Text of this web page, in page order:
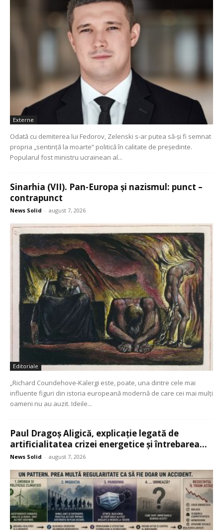
Externe
Odată cu demiterea lui Fedorov, Zelenski s-ar putea să-și fi semnat
propria „sentință la moarte” politică în calitate de președinte.
Popularul fost ministru ucrainean al...
Sinarhia (VII). Pan-Europa și nazismul: punct –
contrapunct
News Solid - august 7, 2026
Editoriale
„Richard Coundehove-Kalergi este, poate, una dintre cele mai
influente figuri din istoria europeană modernă de care cei mai mulți
oameni nu au auzit. Ideile...
Paul Dragoș Aligică, explicație legată de
artificialitatea crizei energetice și întrebarea...
News Solid - august 7, 2026